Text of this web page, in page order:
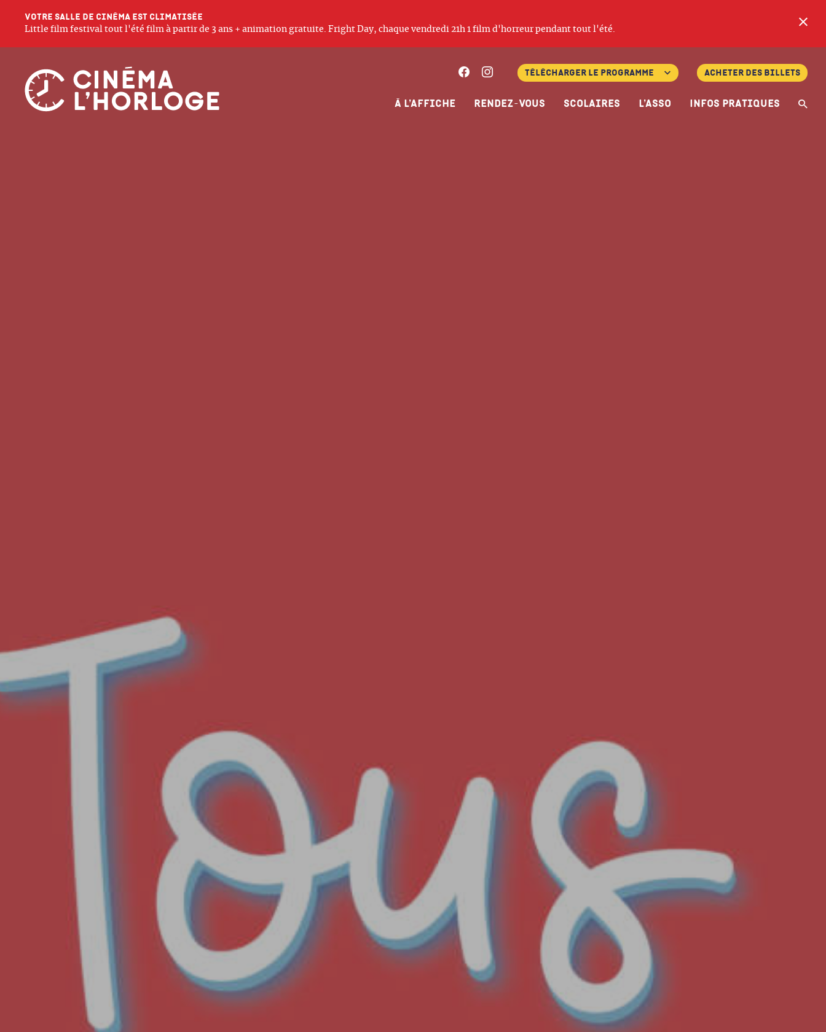
Votre salle de cinéma est climatisée
Little film festival tout l'été film à partir de 3 ans + animation gratuite. Fright Day, chaque vendredi 21h 1 film d'horreur pendant tout l'été.
À l’affiche Rendez-vous Scolaires L’asso Infos pratiques
FacebookInstagramTélécharger le programme Acheter des billets